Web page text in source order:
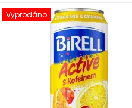
plech
Vyprodáno